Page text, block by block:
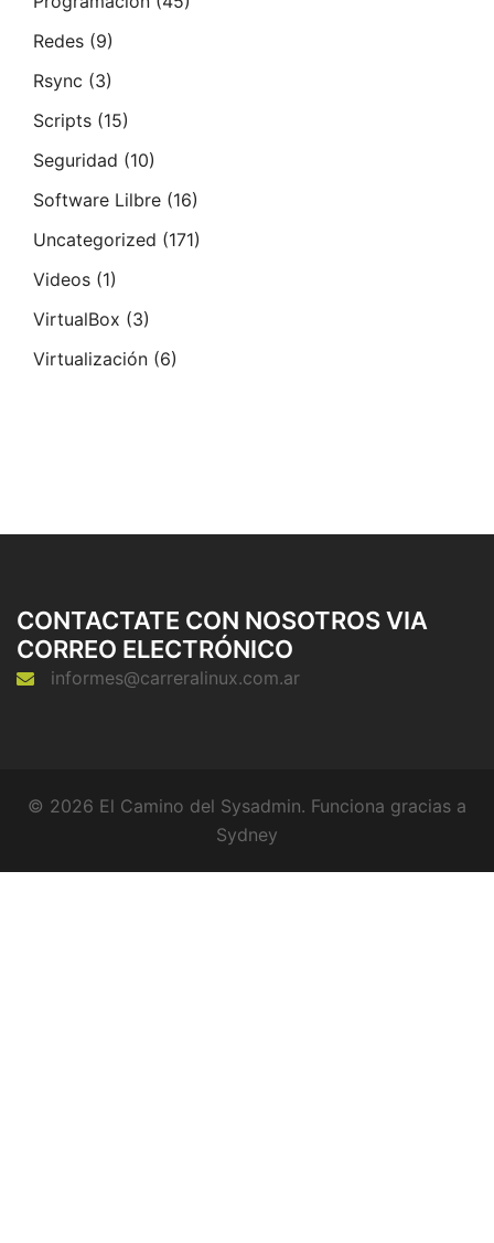
Redes (9)
Rsync (3)
Scripts (15)
Seguridad (10)
Software Lilbre (16)
Uncategorized (171)
Videos (1)
VirtualBox (3)
Virtualización (6)
CONTACTATE CON NOSOTROS VIA
CORREO ELECTRÓNICO
informes@carreralinux.com.ar
© 2026 El Camino del Sysadmin. Funciona gracias a
Sydney